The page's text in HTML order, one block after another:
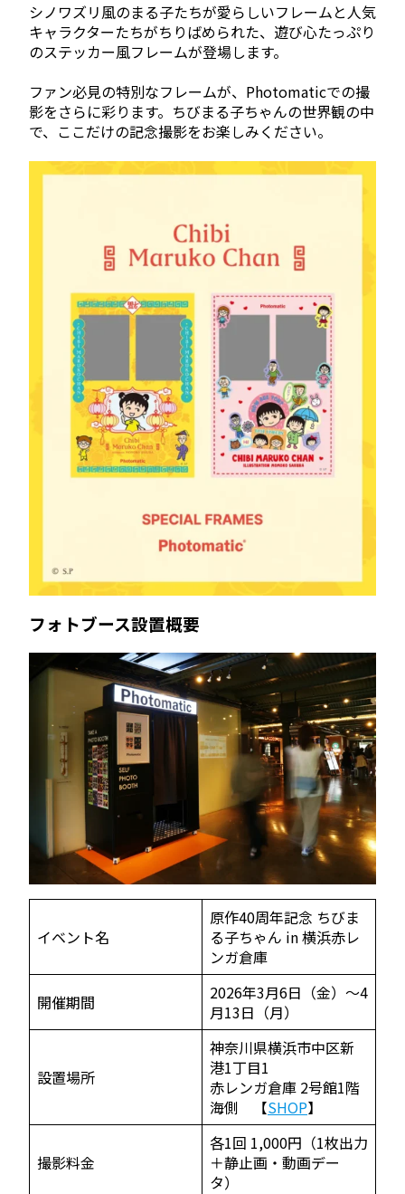
シノワズリ風のまる子たちが愛らしいフレームと人気
キャラクターたちがちりばめられた、遊び心たっぷり
のステッカー風フレームが登場します。
ファン必見の特別なフレームが、Photomaticでの撮
影をさらに彩ります。ちびまる子ちゃんの世界観の中
で、ここだけの記念撮影をお楽しみください。
フォトブース設置概要
イベント名
原作40周年記念 ちびま
る子ちゃん in 横浜赤レ
ンガ倉庫
開催期間
2026年3月6日（金）～4
月13日（月）
設置場所
神奈川県横浜市中区新
港1丁目1
赤レンガ倉庫 2号館1階
海側 【SHOP】
撮影料金
各1回 1,000円（1枚出力
＋静止画・動画デー
タ）